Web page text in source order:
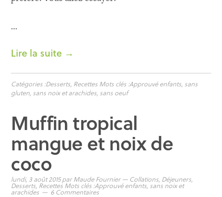
…
Lire la suite →
Catégories :Desserts Recettes Mots clés :Approuvé enfants sans
gluten sans noix et arachides sans oeuf
Muffin tropical
mangue et noix de
coco
lundi, 3 août 2015parMaude Fournier — Collations Déjeuners
Desserts Recettes Mots clés :Approuvé enfants sans noix et
arachides 6 Commentaires